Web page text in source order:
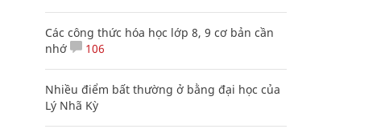
Các công thức hóa học lớp 8, 9 cơ bản cần
nhớ
106
Nhiều điểm bất thường ở bằng đại học của
Lý Nhã Kỳ